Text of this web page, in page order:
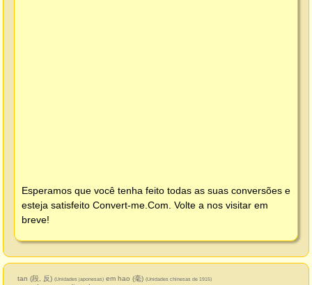
Esperamos que você tenha feito todas as suas conversões e
esteja satisfeito Convert-me.Com . Volte a nos visitar em
breve!
tan (段, 反) (Unidades japonesas) em hao (毫) (Unidades chinesas de 1915)